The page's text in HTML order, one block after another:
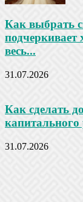
Как выбрать
подчеркивает
весь...
31.07.2026
Как сделать
капитального
31.07.2026